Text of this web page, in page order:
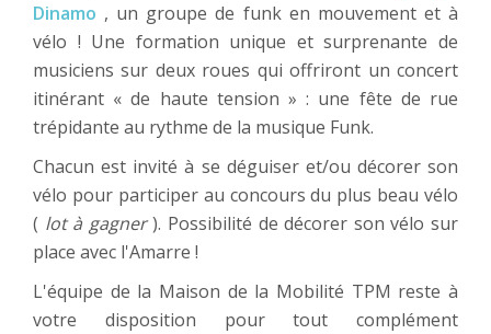
Dinamo , un groupe de funk en mouvement et à
vélo ! Une formation unique et surprenante de
musiciens sur deux roues qui offriront un concert
itinérant « de haute tension » : une fête de rue
trépidante au rythme de la musique Funk.
Chacun est invité à se déguiser et/ou décorer son
vélo pour participer au concours du plus beau vélo
( lot à gagner). Possibilité de décorer son vélo sur
place avec l'Amarre !
L'équipe de la Maison de la Mobilité TPM reste à
votre disposition pour tout complément